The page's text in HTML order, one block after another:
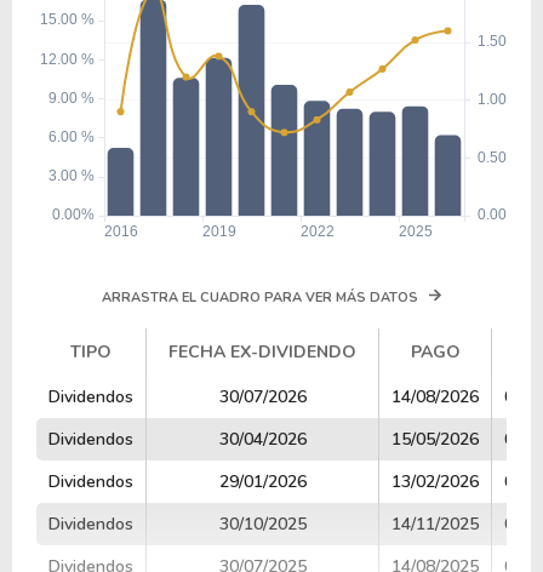
ARRASTRA EL CUADRO PARA VER MÁS DATOS
TIPO FECHA EX-DIVIDENDO PAGO
TIPO
FECHA EX-DIVIDENDO PAGO
Dividendos 30/07/2026 14/08/2026
Dividendos
30/04/2026 15/05/2026
Dividendos
29/01/2026 13/02/2026
Dividendos
30/10/2025 14/11/2025
Dividendos
30/07/2025 14/08/2025